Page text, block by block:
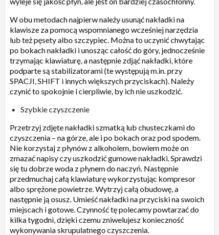
W obu metodach najpierw należy usunąć nakładki na
klawisze za pomocą wspomnianego wcześniej narzędzia
lub też pęsety albo szczypiec. Można to uczynić chwytając
po bokach nakładki i unosząc całość do góry, jednocześnie
trzymając klawiaturę, a następnie zdjąć nakładki, które
podparte są stabilizatorami (te występują m.in. przy
SPACJI, SHIFT i innych większych przyciskach). Należy
czynić to spokojnie i cierpliwie, by ich nie uszkodzić.
Szybkie czyszczenie
Przetrzyj zdjęte nakładki szmatką lub chusteczkami do
czyszczenia – na górze, ale i po bokach oraz pod spodem.
Nie korzystaj z płynów z alkoholem, bowiem może on
zmazać napisy czy uszkodzić gumowe nakładki. Sprawdzi
się tu dobrze woda z płynem do naczyń. Następnie
przedmuchaj całą klawiaturę wykorzystując kompresor
albo sprężone powietrze. Wytrzyj całą obudowę, a
następnie ją osusz. Umieść nakładki na przyciski na swoich
miejscach i gotowe. Czynność tę polecamy powtarzać do
kilka tygodni, dzięki czemu zniwelujesz konieczność
wykonywania skrupulatnego czyszczenia.